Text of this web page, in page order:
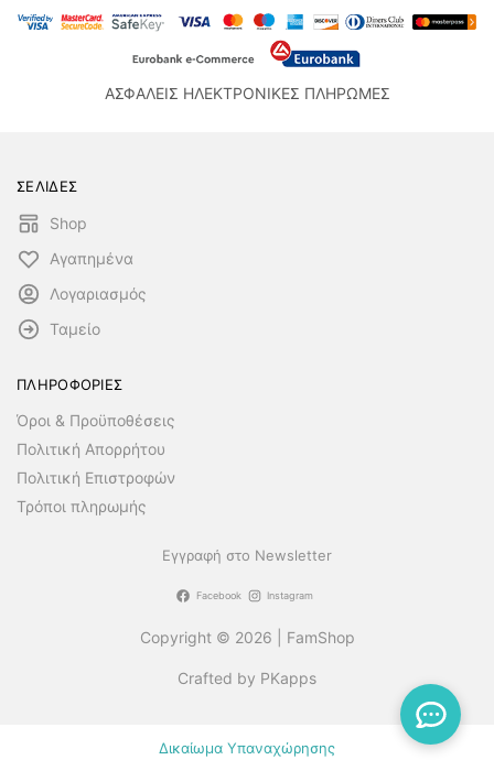
ΑΣΦΑΛΕΙΣ ΗΛΕΚΤΡΟΝΙΚΕΣ ΠΛΗΡΩΜΕΣ
ΣΕΛΙΔΕΣ
Shop
Αγαπημένα
Λογαριασμός
Ταμείο
ΠΛΗΡΟΦΟΡΙΕΣ
Όροι & Προϋποθέσεις
Πολιτική Απορρήτου
Πολιτική Επιστροφών
Τρόποι πληρωμής
Εγγραφή στο Newsletter
Facebook Instagram
Copyright © 2026 | FamShop
Crafted by PKapps
Δικαίωμα Υπαναχώρησης